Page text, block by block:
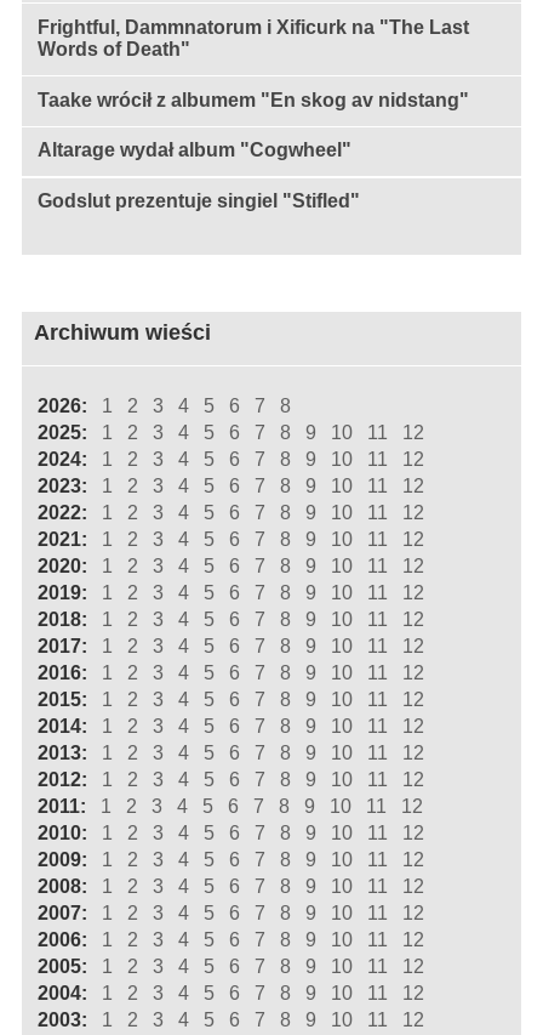
Frightful, Dammnatorum i Xificurk na "The Last
Words of Death"
Taake wrócił z albumem "En skog av nidstang"
Altarage wydał album "Cogwheel"
Godslut prezentuje singiel "Stifled"
Archiwum wieści
2026: 1 2 3 4 5 6 7
8
2025:
1 2 3 4 5 6 7 8 9 10 11
12
2024:
1 2 3 4 5 6 7 8 9 10 11
12
2023:
1 2 3 4 5 6 7 8 9 10 11
12
2022:
1 2 3 4 5 6 7 8 9 10 11
12
2021:
1 2 3 4 5 6 7 8 9 10 11
12
2020:
1 2 3 4 5 6 7 8 9 10 11
12
2019:
1 2 3 4 5 6 7 8 9 10 11
12
2018:
1 2 3 4 5 6 7 8 9 10 11
12
2017:
1 2 3 4 5 6 7 8 9 10 11
12
2016:
1 2 3 4 5 6 7 8 9 10 11
12
2015:
1 2 3 4 5 6 7 8 9 10 11
12
2014:
1 2 3 4 5 6 7 8 9 10 11
12
2013:
1 2 3 4 5 6 7 8 9 10 11
12
2012:
1 2 3 4 5 6 7 8 9 10 11
12
2011:
1 2 3 4 5 6 7 8 9 10 11
12
2010:
1 2 3 4 5 6 7 8 9 10 11
12
2009:
1 2 3 4 5 6 7 8 9 10 11
12
2008:
1 2 3 4 5 6 7 8 9 10 11
12
2007:
1 2 3 4 5 6 7 8 9 10 11
12
2006:
1 2 3 4 5 6 7 8 9 10 11
12
2005:
1 2 3 4 5 6 7 8 9 10 11
12
2004:
1 2 3 4 5 6 7 8 9 10 11
12
2003:
1 2 3 4 5 6 7 8 9 10 11 12